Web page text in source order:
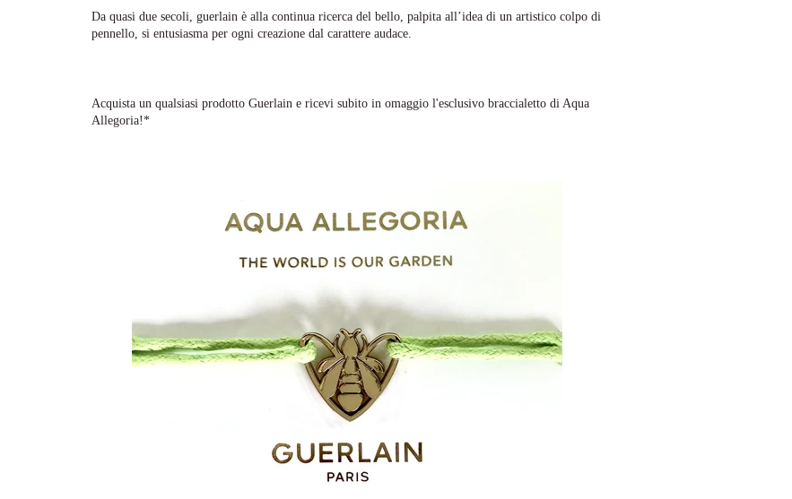
Da quasi due secoli, guerlain è alla continua ricerca del bello, palpita all’idea di un artistico colpo di
pennello, si entusiasma per ogni creazione dal carattere audace.
Acquista un qualsiasi prodotto Guerlain e ricevi subito in omaggio l'esclusivo braccialetto di Aqua
Allegoria!*